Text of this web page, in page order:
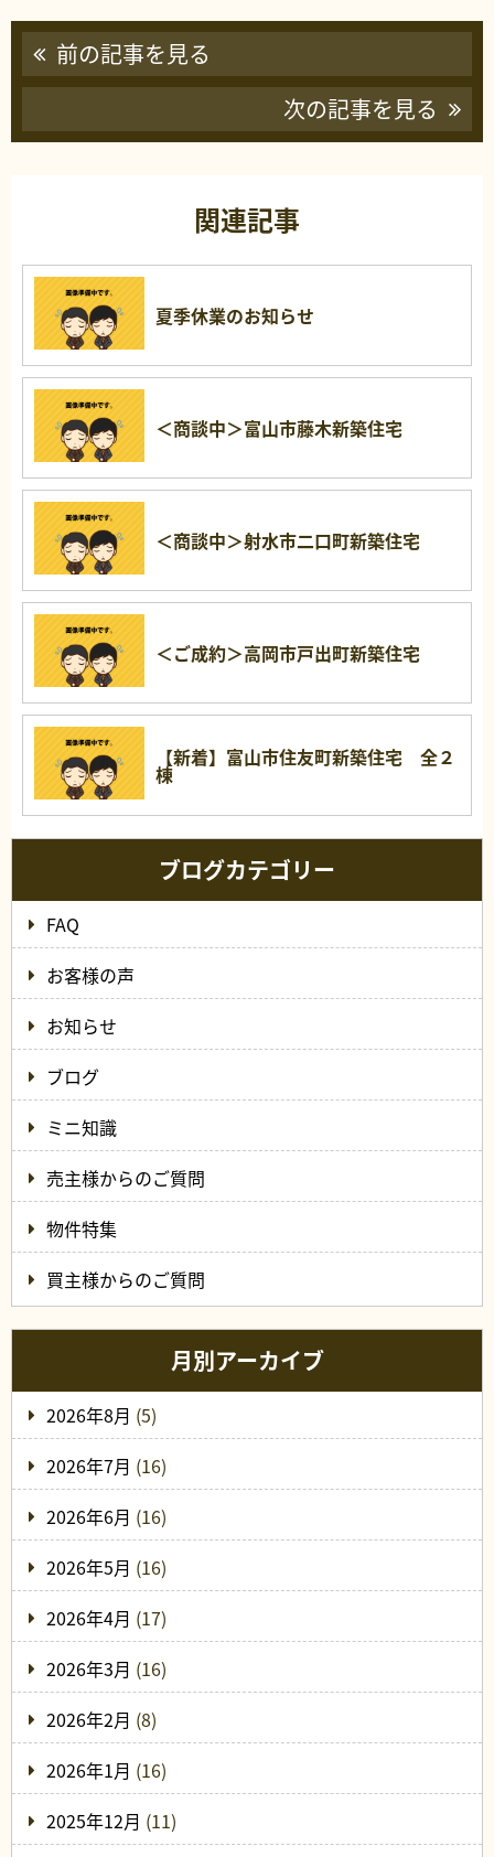
前の記事を見る
次の記事を見る
関連記事
夏季休業のお知らせ
＜商談中＞富山市藤木新築住宅
＜商談中＞射水市二口町新築住宅
＜ご成約＞高岡市戸出町新築住宅
【新着】富山市住友町新築住宅 全２
棟
ブログカテゴリー
FAQ
お客様の声
お知らせ
ブログ
ミニ知識
売主様からのご質問
物件特集
買主様からのご質問
月別アーカイブ
2026年8月 (5)
2026年7月 (16)
2026年6月 (16)
2026年5月 (16)
2026年4月 (17)
2026年3月 (16)
2026年2月 (8)
2026年1月 (16)
2025年12月 (11)